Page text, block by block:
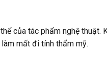
của tác phẩm nghệ thuật.
mất đi tính thẩm mỹ.